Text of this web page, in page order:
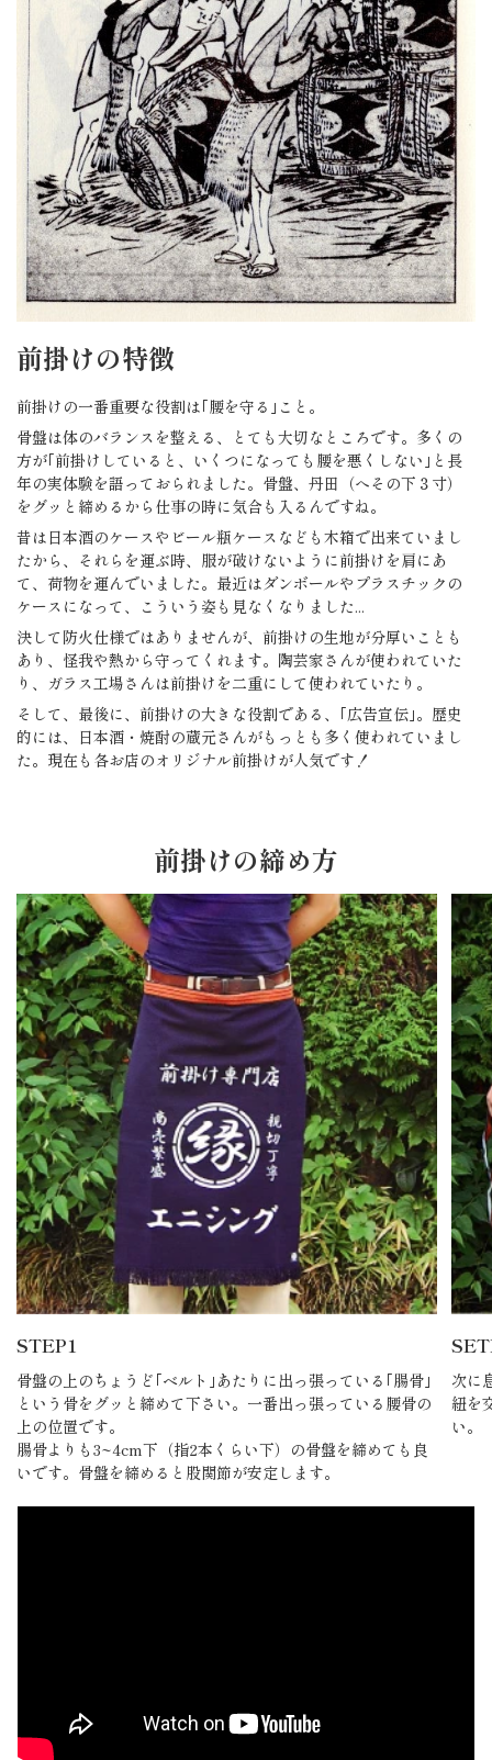
前掛けの特徴
前掛けの一番重要な役割は｢腰を守る｣こと。
骨盤は体のバランスを整える、とても大切なところです。多くの
方が｢前掛けしていると、いくつになっても腰を悪くしない｣と長
年の実体験を語っておられました。骨盤、丹田（へその下３寸）
をグッと締めるから仕事の時に気合も入るんですね。
昔は日本酒のケースやビール瓶ケースなども木箱で出来ていまし
たから、それらを運ぶ時、服が破けないように前掛けを肩にあ
て、荷物を運んでいました。最近はダンボールやプラスチックの
ケースになって、こういう姿も見なくなりました...
決して防火仕様ではありませんが、前掛けの生地が分厚いことも
あり、怪我や熱から守ってくれます。陶芸家さんが使われていた
り、ガラス工場さんは前掛けを二重にして使われていたり。
そして、最後に、前掛けの大きな役割である、｢広告宣伝｣。歴史
的には、日本酒・焼酎の蔵元さんがもっとも多く使われていまし
た。現在も各お店のオリジナル前掛けが人気です！
前掛けの締め方
STEP1
骨盤の上のちょうど｢ベルト｣あたりに出っ張っている｢腸骨｣
という骨をグッと締めて下さい。一番出っ張っている腰骨の
上の位置です。
腸骨よりも3~4cm下（指2本くらい下）の骨盤を締めても良
いです。骨盤を締めると股関節が安定します。
次に
紐を
い。